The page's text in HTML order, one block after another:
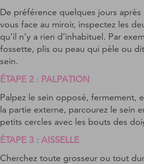
De préférence quelques jours
vous face au miroir, inspectez les
qu’il n’y a rien d’inhabituel. Par
fossette, plis ou peau qui pèle ou
sein.
ÉTAPE 2 : PALPATION
Palpez le sein opposé, fermement,
la partie externe, parcourez le sein
petits cercles avec les bouts des
ÉTAPE 3 : AISSELLE
Cherchez toute grosseur ou tout